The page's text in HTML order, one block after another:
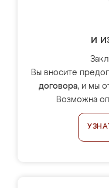
и
Вы вносите
договора, и мы
Возможна